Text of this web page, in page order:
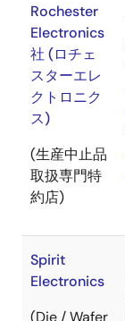
Rochester
Electronics
社 (ロチェ
スターエレ
クトロニク
ス)
(生産中止品
取扱専門特
約店 )
Spirit
Electronics
(Die / Wafer